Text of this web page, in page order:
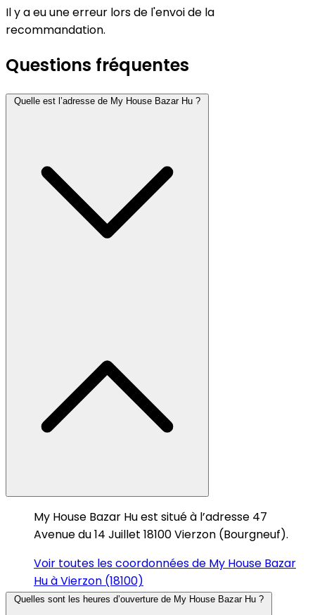
Il y a eu une erreur lors de l'envoi de la
recommandation.
Questions fréquentes
Quelle est l’adresse de My House Bazar Hu ?
My House Bazar Hu est situé à l’adresse 47
Avenue du 14 Juillet 18100 Vierzon (Bourgneuf).
Voir toutes les coordonnées de My House Bazar
Hu à Vierzon (18100)
Quelles sont les heures d’ouverture de My House Bazar Hu ?